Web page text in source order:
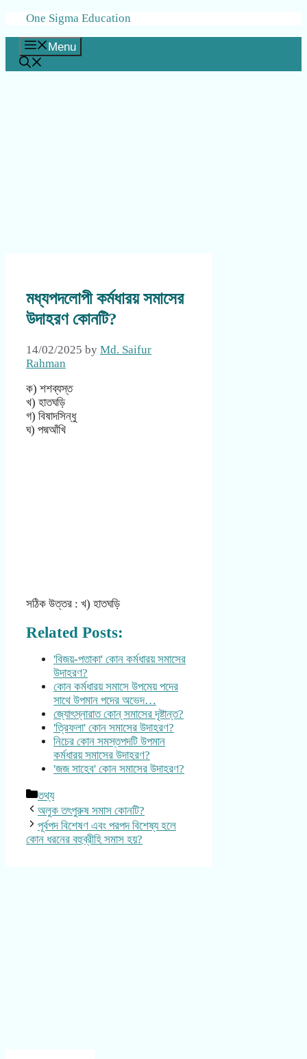
Skip
content
One Sigma Education
Menu
মধ্যপদলোপী কর্মধারয় সমাসের
উদাহরণ কোনটি?
14/02/2025 by Md. Saifur
Rahman
ক) শশব্যস্ত
খ) হাতঘড়ি
গ) বিষাদসিন্ধু
ঘ) পদ্মআঁখি
সঠিক উত্তর : খ) হাতঘড়ি
Related Posts:
'বিজয়-পতাকা' কোন কর্মধারয় সমাসের
উদাহরণ?
কোন কর্মধারয় সমাসে উপমেয় পদের
সাথে উপমান পদের অভেদ…
জ্যোৎস্নারাত কোন্ সমাসের দৃষ্টান্ত?
'ত্রিফলা' কোন সমাসের উদাহরণ?
নিচের কোন সমস্তপদটি উপমান
কর্মধারয় সমাসের উদাহরণ?
'জজ সাহেব' কোন সমাসের উদাহরণ?
Categories
তথ্য
অলুক তৎপুরুষ সমাস কোনটি?
পূর্বপদ বিশেষণ এবং পরপদ বিশেষ্য হলে
কোন ধরনের বহুব্রীহি সমাস হয়?